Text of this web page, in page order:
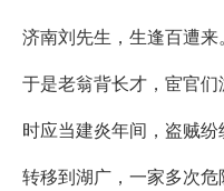
济南刘先生，生逢百遭来。
于是老翁背长才，宦官们
时应当建炎年间，盗贼纷
转移到湖广，一家多次危